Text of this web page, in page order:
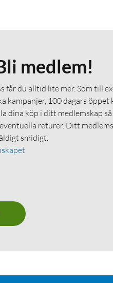
medlem!
får du alltid lite mer. Som till
kampanjer, 100 dagars öppet
dina köp i ditt medlemskap
returer. Ditt
smidigt.